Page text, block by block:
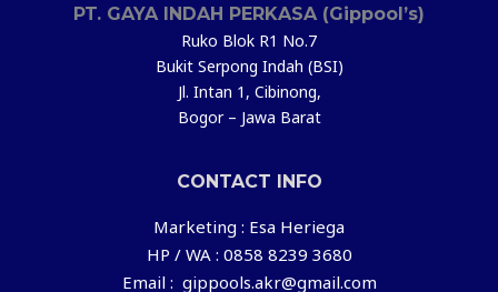
PT. GAYA INDAH PERKASA (Gippool’s)
Ruko Blok R1 No.7
Bukit Serpong Indah (BSI)
Jl. Intan 1, Cibinong,
Bogor – Jawa Barat
CONTACT INFO
Marketing : Esa Heriega
HP / WA : 0858 8239 3680
Email : gippools.akr@gmail.com